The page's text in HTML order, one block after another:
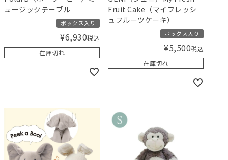
ュージックテーブル
ボックス入り
¥6,930税込
在庫切れ
Fruit Cake（マイフレッシ
ュフルーツケーキ）
ボックス入り
¥5,500税込
在庫切れ